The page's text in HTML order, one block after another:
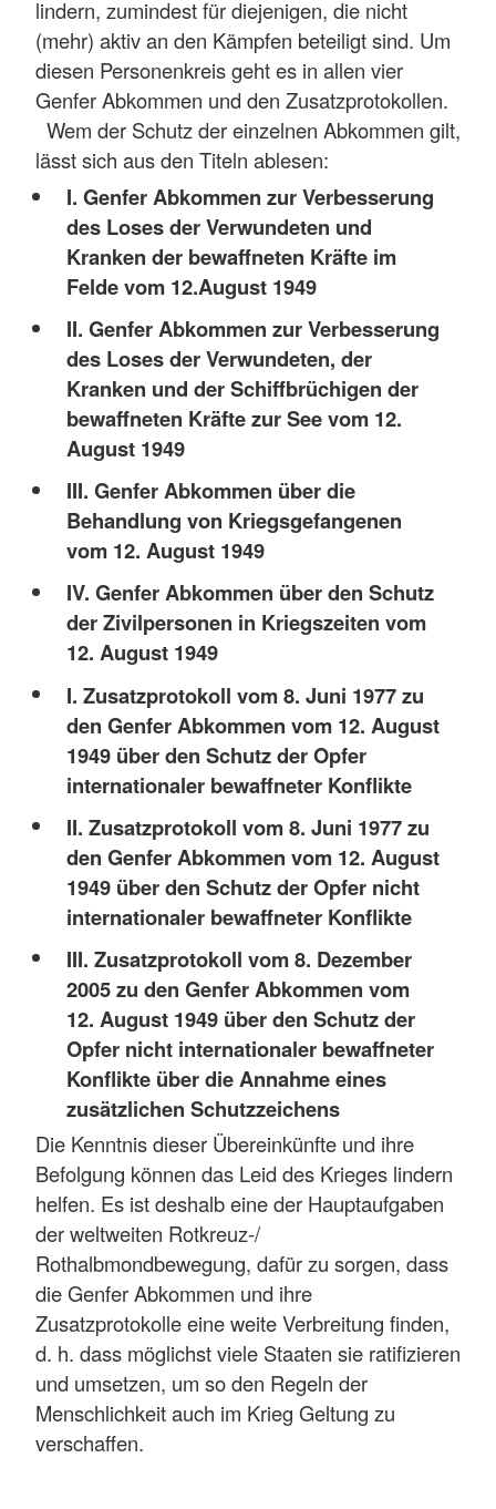
lindern, zumindest für diejenigen, die nicht
(mehr) aktiv an den Kämpfen beteiligt sind. Um
diesen Personenkreis geht es in allen vier
Genfer Abkommen und den Zusatzprotokollen.
Wem der Schutz der einzelnen Abkommen gilt,
lässt sich aus den Titeln ablesen:
I. Genfer Abkommen zur Verbesserung
des Loses der Verwundeten und
Kranken der bewaffneten Kräfte im
Felde vom 12.August 1949
II. Genfer Abkommen zur Verbesserung
des Loses der Verwundeten, der
Kranken und der Schiffbrüchigen der
bewaffneten Kräfte zur See vom 12.
August 1949
III. Genfer Abkommen über die
Behandlung von Kriegsgefangenen
vom 12. August 1949
IV. Genfer Abkommen über den Schutz
der Zivilpersonen in Kriegszeiten vom
12. August 1949
I. Zusatzprotokoll vom 8. Juni 1977 zu
den Genfer Abkommen vom 12. August
1949 über den Schutz der Opfer
internationaler bewaffneter Konflikte
II. Zusatzprotokoll vom 8. Juni 1977 zu
den Genfer Abkommen vom 12. August
1949 über den Schutz der Opfer nicht
internationaler bewaffneter Konflikte
III. Zusatzprotokoll vom 8. Dezember
2005 zu den Genfer Abkommen vom
12. August 1949 über den Schutz der
Opfer nicht internationaler bewaffneter
Konflikte über die Annahme eines
zusätzlichen Schutzzeichens
Die Kenntnis dieser Übereinkünfte und ihre
Befolgung können das Leid des Krieges lindern
helfen. Es ist deshalb eine der Hauptaufgaben
der weltweiten Rotkreuz-/
Rothalbmondbewegung, dafür zu sorgen, dass
die Genfer Abkommen und ihre
Zusatzprotokolle eine weite Verbreitung finden,
d. h. dass möglichst viele Staaten sie ratifizieren
und umsetzen, um so den Regeln der
Menschlichkeit auch im Krieg Geltung zu
verschaffen.